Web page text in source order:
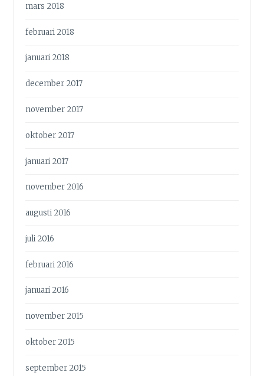
mars 2018
februari 2018
januari 2018
december 2017
november 2017
oktober 2017
januari 2017
november 2016
augusti 2016
juli 2016
februari 2016
januari 2016
november 2015
oktober 2015
september 2015